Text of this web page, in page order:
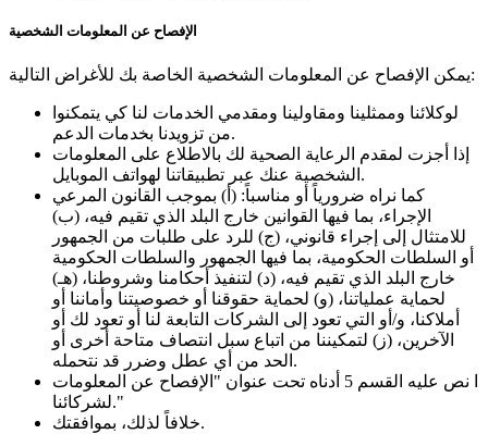
الإفصاح عن المعلومات الشخصية
يمكن الإفصاح عن المعلومات الشخصية الخاصة بك للأغراض التالية:
لوكلائنا وممثلينا ومقاولينا ومقدمي الخدمات لنا كي يتمكنوا
من تزويدنا بخدمات الدعم.
إذا أجزت لمقدم الرعاية الصحية لك بالاطلاع على المعلومات
الشخصية عنك عبر تطبيقاتنا لهواتف الموبايل.
كما نراه ضرورياً أو مناسباً: (أ) بموجب القانون المرعي
الإجراء، بما فيها القوانين خارج البلد الذي تقيم فيه، (ب)
للامتثال إلى إجراء قانوني، (ج) للرد على طلبات من الجمهور
أو السلطات الحكومية، بما فيها الجمهور والسلطات الحكومية
خارج البلد الذي تقيم فيه، (د) لتنفيذ أحكامنا وشروطنا، (هـ)
لحماية عملياتنا، (و) لحماية حقوقنا أو خصوصيتنا وأماننا أو
أملاكنا، و/أو التي تعود إلى الشركات التابعة لنا أو تعود لك أو
الآخرين، (ز) لتمكيننا من اتباع سبل انتصاف متاحة أخرى أو
الحد من أي عطل وضرر قد نتحمله.
ا نص عليه القسم 5 أدناه تحت عنوان "الإفصاح عن المعلومات
لشركائنا."
خلافاً لذلك، بموافقتك.